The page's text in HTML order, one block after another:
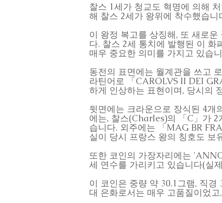
찰스 1세가 청교도 혁명에 의해
해 찰스 2세가 왕위에 착수했습
이 왕정 복고를 상징해, 또 새로
다. 찰스 2세 통치에 발행된 이
매우 중요한 의미를 가지고 있습
동전의 표면에는 월계관을 쓰고
라틴어로 「CAROLVS II DEI
하게 인상하는 표현이며, 당시의
뒷면에는 크라운으로 장식된 4개
에는, 찰스(Charles)의 「C」가
습니다. 외주에는 「MAG BR
실이 당시 프랑스 왕의 칭호도 보
또한 코인의 가장자리에는
세 연수를 가리키고 있습니다(실
이 코인은 중량 약 30.1그램, 직경
대 은화로서는 매우 고품질이었